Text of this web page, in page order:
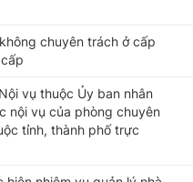
chuyên trách ở cấp
vụ thuộc Ủy ban nhân
nội vụ của phòng chuyên
tỉnh, thành phố trực